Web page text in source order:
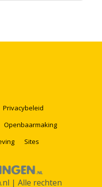
Privacybeleid
Openbaarmaking
Sites
| Alle rechten